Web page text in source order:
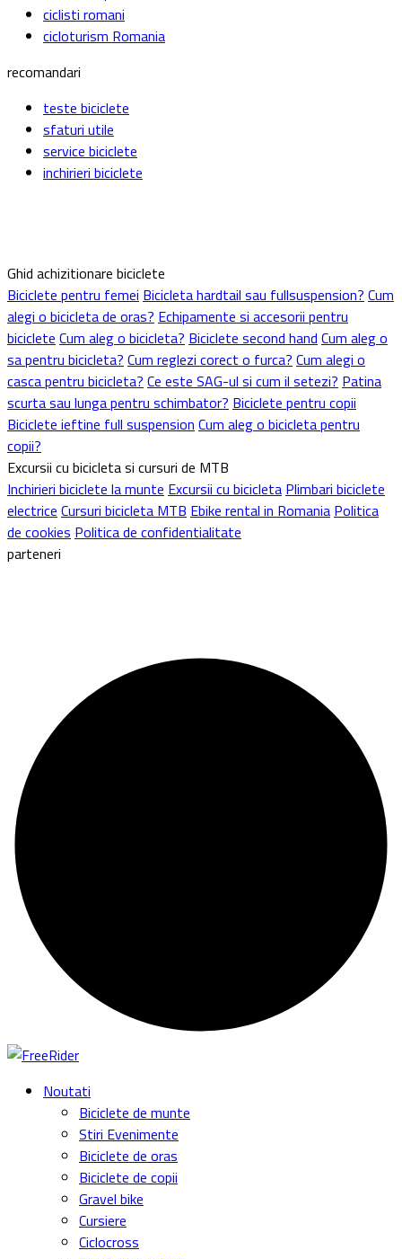
ciclisti romani
cicloturism Romania
recomandari
teste biciclete
sfaturi utile
service biciclete
inchirieri biciclete
Ghid achizitionare biciclete
Biciclete pentru femei Bicicleta hardtail sau fullsuspension? Cum
alegi o bicicleta de oras? Echipamente si accesorii pentru
biciclete Cum aleg o bicicleta? Biciclete second hand Cum aleg o
sa pentru bicicleta? Cum reglezi corect o furca? Cum alegi o
casca pentru bicicleta? Ce este SAG-ul si cum il setezi? Patina
scurta sau lunga pentru schimbator? Biciclete pentru copii
Biciclete ieftine full suspension Cum aleg o bicicleta pentru
copii?
Excursii cu bicicleta si cursuri de MTB
Inchirieri biciclete la munte Excursii cu bicicleta Plimbari biciclete
electrice Cursuri bicicleta MTB Ebike rental in Romania Politica
de cookies Politica de confidentialitate
parteneri
Noutati
Biciclete de munte
Stiri Evenimente
Biciclete de oras
Biciclete de copii
Gravel bike
Cursiere
Ciclocross